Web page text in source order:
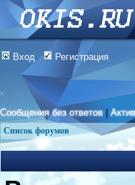
Вход Регистрация
Сообщения без ответов |
Список форумов